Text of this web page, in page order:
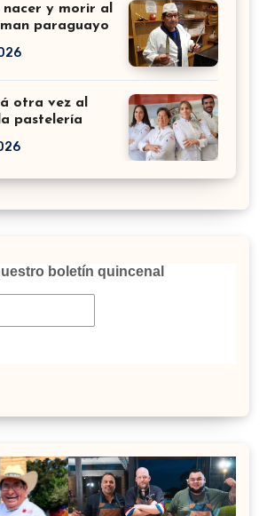
y morir al
paraguayo
otra vez al
pastelería
boletín quincenal